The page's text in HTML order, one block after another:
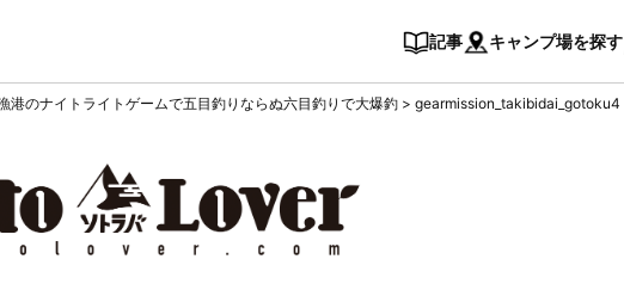
記事 キャンプ場を探す
のナイトライトゲームで五目釣りならぬ六目釣りで大爆釣 > gearmission_takibidai_gotoku4